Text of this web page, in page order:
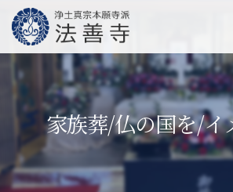
家族葬/仏の国を/イ